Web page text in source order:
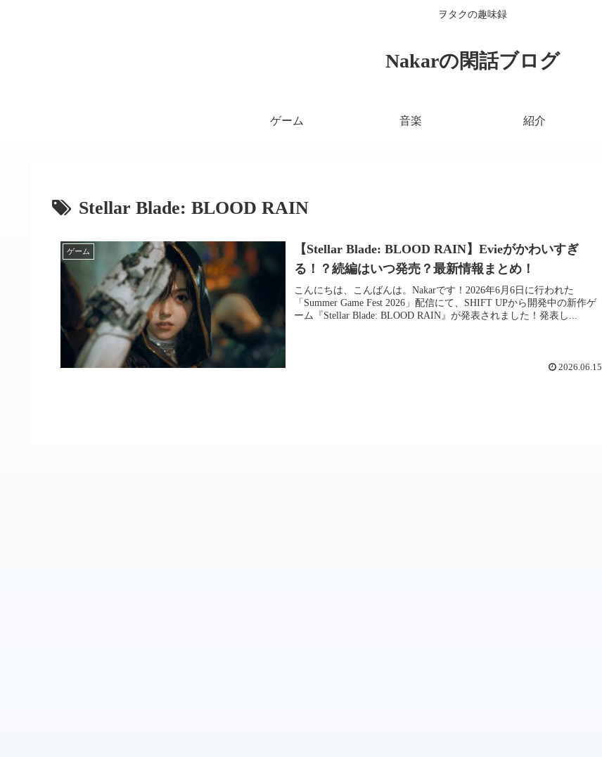
ヲタクの趣味録
Nakarの閑話ブログ
ゲーム 音楽 紹介
Stellar Blade: BLOOD RAIN
ゲーム
【Stellar Blade: BLOOD RAIN】Evieがかわいすぎ
る！？続編はいつ発売？最新情報まとめ！
こんにちは、こんばんは。Nakarです！2026年6月6日に行われた
「Summer Game Fest 2026」配信にて、SHIFT UPから開発中の新作ゲ
ーム『Stellar Blade: BLOOD RAIN』が発表されました！発表し...
2026.06.15